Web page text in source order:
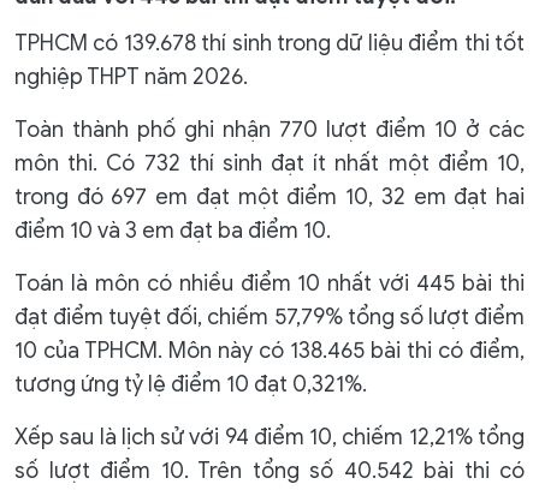
TPHCM có 139.678 thí sinh trong dữ liệu điểm thi tốt
nghiệp THPT năm 2026.
Toàn thành phố ghi nhận 770 lượt điểm 10 ở các
môn thi. Có 732 thí sinh đạt ít nhất một điểm 10,
trong đó 697 em đạt một điểm 10, 32 em đạt hai
điểm 10 và 3 em đạt ba điểm 10.
Toán là môn có nhiều điểm 10 nhất với 445 bài thi
đạt điểm tuyệt đối, chiếm 57,79% tổng số lượt điểm
10 của TPHCM. Môn này có 138.465 bài thi có điểm,
tương ứng tỷ lệ điểm 10 đạt 0,321%.
Xếp sau là lịch sử với 94 điểm 10, chiếm 12,21% tổng
số lượt điểm 10. Trên tổng số 40.542 bài thi có